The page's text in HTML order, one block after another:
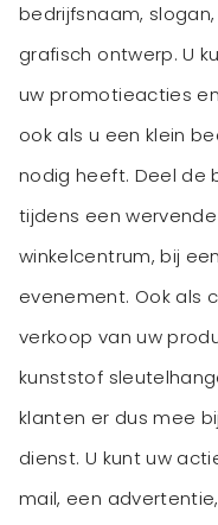
bedrijfsnaam,
grafisch ontwerp. U
uw promotieacties
ook als u een klein
nodig heeft. Deel de
tijdens een
winkelcentrum, bij
evenement. Ook als
verkoop van uw
kunststof
klanten er dus mee
dienst. U kunt uw
mail, een